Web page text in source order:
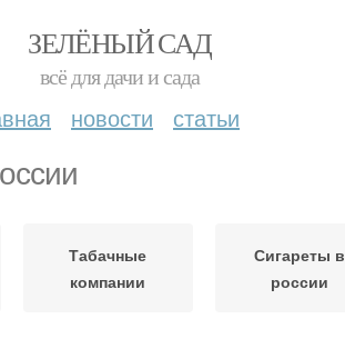
ЗЕЛЁНЫЙ САД
всё для дачи и сада
новости статьи
Табачные
компании
Сигареты в
россии